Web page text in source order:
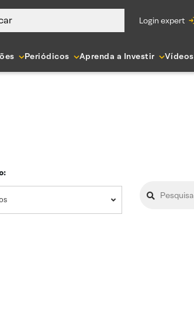
login expert
Periódicos Aprenda a Investir Vídeos